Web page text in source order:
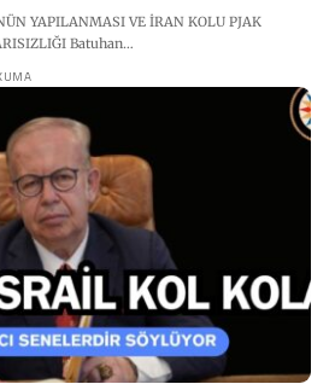
YAPILANMASI VE İRAN KOLU PJAK
Batuhan…